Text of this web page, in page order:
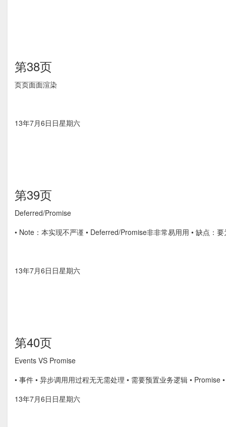
第38页
⻚页⾯面渲染
13年7月6⽇日星期六
第39页
Deferred/Promise
• Note：本实现不严谨 • Deferred/Promise⾮非常易⽤用 • 缺点：
13年7月6⽇日星期六
第40页
Events VS Promise
• 事件 • 异步调⽤用过程⽆无需处理 • 需要预置业务逻辑 • Promise
13年7月6⽇日星期六